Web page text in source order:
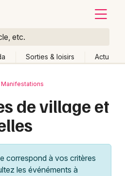
etc.
Sorties & loisirs Actu
Manifestations
de village et
correspond à vos critères
les événéments à
Changer de lieu
Ce week-end Autre